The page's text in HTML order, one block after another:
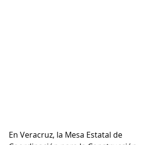
En Veracruz, la Mesa Estatal de